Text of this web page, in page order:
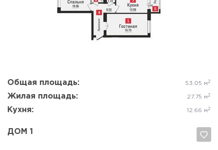
Общая площадь: 53.05 м 2
Жилая площадь: 27.75 м 2
Кухня: 12.66 м 2
Да, удалить Отмена
ДОМ 1